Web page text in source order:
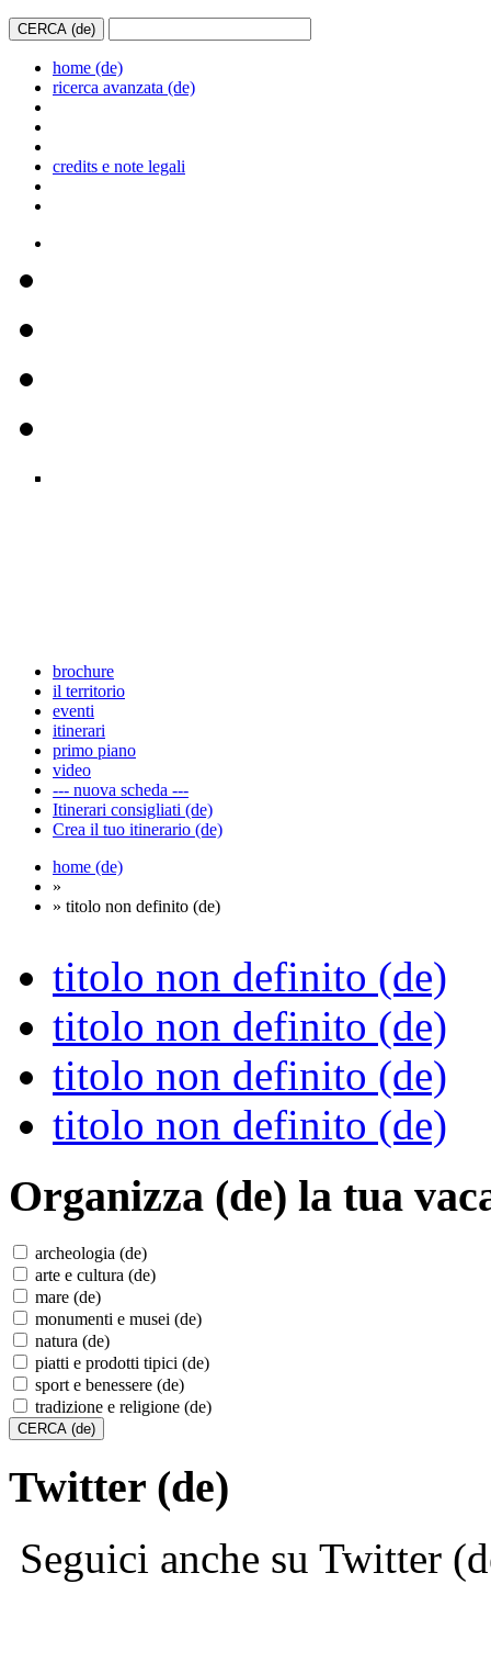
home (de)
ricerca avanzata (de)
credits e note legali
brochure
il territorio
eventi
itinerari
primo piano
video
--- nuova scheda ---
Itinerari consigliati (de)
Crea il tuo itinerario (de)
home (de)
»
» titolo non definito (de)
titolo non definito (de)
titolo non definito (de)
titolo non definito (de)
titolo non definito (de)
Organizza (de) la tua
archeologia (de)
arte e cultura (de)
mare (de)
monumenti e musei (de)
natura (de)
piatti e prodotti tipici (de)
sport e benessere (de)
tradizione e religione (de)
Twitter (de)
Seguici anche su Twitter